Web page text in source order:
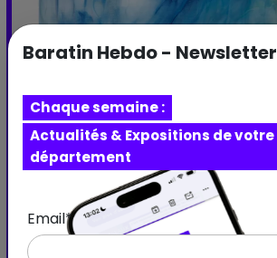
Baratin Hebdo - Newsletter
Chaque semaine :
Actualités & Expositions de votre
département
Email*